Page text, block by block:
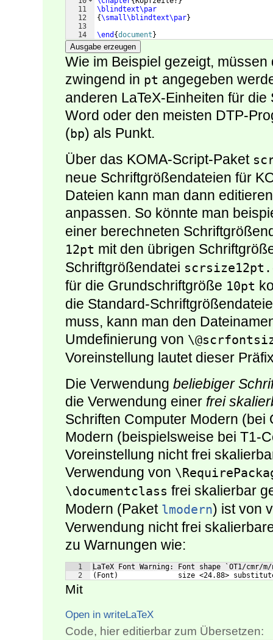
11
12
13
14
\blindtext\par
{\small\blindtext\par}
\end {document }
Ausgabe erzeugen
Wie im Beispiel gezeigt,
zwingend in pt angegeben
anderen LaTeX-Einheiten für
Word oder den meisten DTP-
(bp) als Punkt.
Über das KOMA-Script-Paket
neue Schriftgrößendateien für
Dateien kann man dann
anpassen. So könnte man
einer berechneten
12pt mit den übrigen
Schriftgrößendatei
für die Grundschriftgröße 10pt
die Standard-
muss, kann man den
Umdefinierung von
Voreinstellung lautet dieser
Die Verwendung beliebiger
die Verwendung einer frei
Schriften Computer Modern
Modern (beispielsweise bei T1-
Voreinstellung nicht frei
Verwendung von
\documentclass frei skalierbar
Modern (Paket lmodern) ist von
Verwendung nicht frei
zu Warnungen wie:
1
2
LaTeX Font Warning: Font shape `OT1/
(Font)              size <24.88>
Mit
Open in writeLaTeX
Code, hier editierbar zum Übersetzen: